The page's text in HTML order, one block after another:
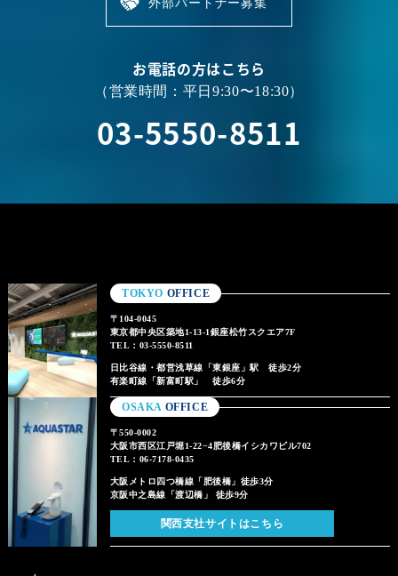
外部パートナー募集
お電話の方はこちら
（営業時間：平日9:30〜18:30）
03-5550-8511
TOKYO OFFICE
〒104-0045
東京都中央区築地1-13-1銀座松竹スクエア7F
TEL：03-5550-8511
日比谷線・都営浅草線「東銀座」駅 徒歩2分
有楽町線「新富町駅」 徒歩6分
OSAKA OFFICE
〒550-0002
大阪市西区江戸堀1-22−4肥後橋イシカワビル702
TEL：06-7178-0435
大阪メトロ四つ橋線「肥後橋」徒歩3分
京阪中之島線「渡辺橋」 徒歩9分
関西支社サイトはこちら